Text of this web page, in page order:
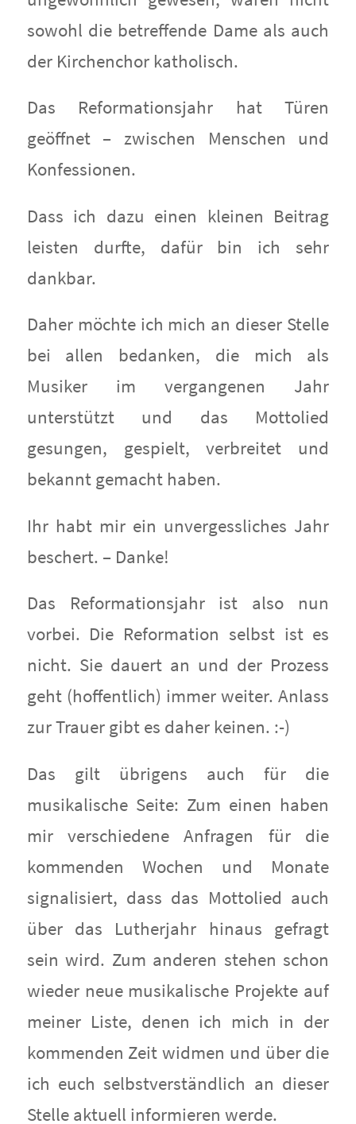
sowohl die betreffende Dame als auch
der Kirchenchor katholisch.
Das Reformationsjahr hat Türen
geöffnet – zwischen Menschen und
Konfessionen.
Dass ich dazu einen kleinen Beitrag
leisten durfte, dafür bin ich sehr
dankbar.
Daher möchte ich mich an dieser Stelle
bei allen bedanken, die mich als
Musiker im vergangenen Jahr
unterstützt und das Mottolied
gesungen, gespielt, verbreitet und
bekannt gemacht haben.
Ihr habt mir ein unvergessliches Jahr
beschert. – Danke!
Das Reformationsjahr ist also nun
vorbei. Die Reformation selbst ist es
nicht. Sie dauert an und der Prozess
geht (hoffentlich) immer weiter. Anlass
zur Trauer gibt es daher keinen. :-)
Das gilt übrigens auch für die
musikalische Seite: Zum einen haben
mir verschiedene Anfragen für die
kommenden Wochen und Monate
signalisiert, dass das Mottolied auch
über das Lutherjahr hinaus gefragt
sein wird. Zum anderen stehen schon
wieder neue musikalische Projekte auf
meiner Liste, denen ich mich in der
kommenden Zeit widmen und über die
ich euch selbstverständlich an dieser
Stelle aktuell informieren werde.